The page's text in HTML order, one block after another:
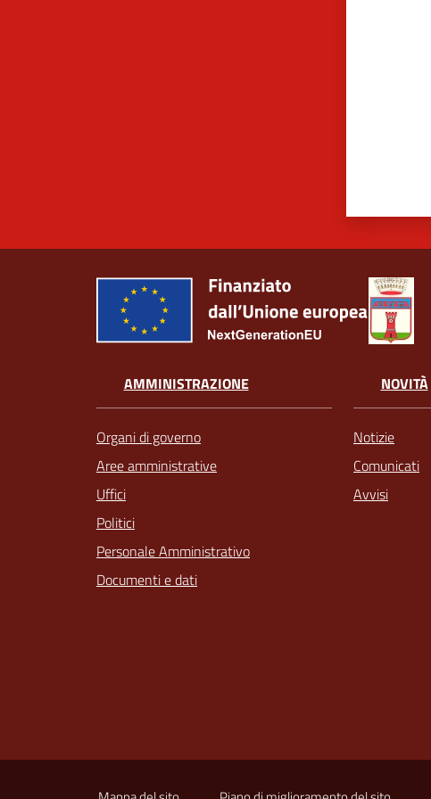
AMMINISTRAZIONE
Organi di governo
Aree amministrative
Uffici
Politici
Personale Amministrativo
Documenti e dati
NOVITÀ
Notizie
Comunicati
Avvisi